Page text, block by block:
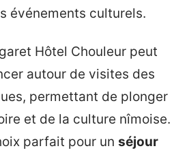
événements culturels.
Hôtel Chouleur peut
autour de visites des
permettant de plonger
et de la culture nîmoise.
parfait pour un séjour